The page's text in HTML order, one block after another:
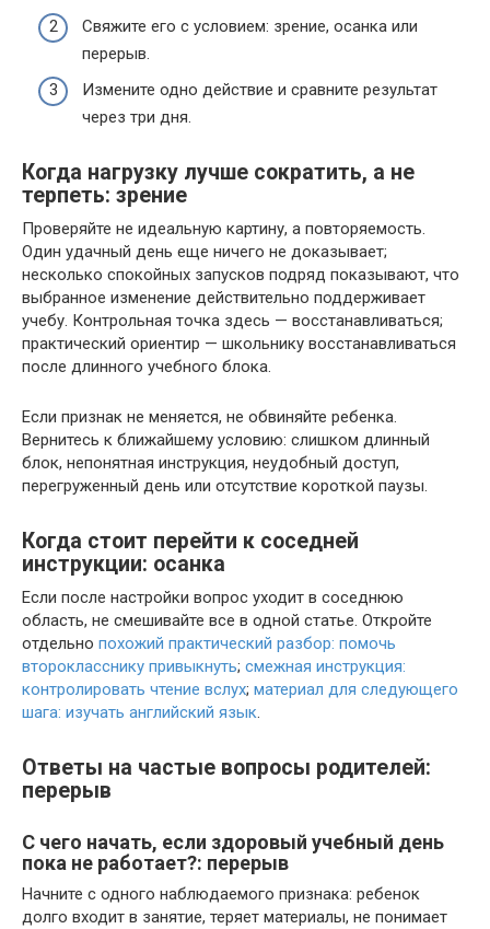
Свяжите его с условием: зрение, осанка или
перерыв.
Измените одно действие и сравните результат
через три дня.
Когда нагрузку лучше сократить, а не
терпеть: зрение
Проверяйте не идеальную картину, а повторяемость.
Один удачный день еще ничего не доказывает;
несколько спокойных запусков подряд показывают, что
выбранное изменение действительно поддерживает
учебу. Контрольная точка здесь — восстанавливаться;
практический ориентир — школьнику восстанавливаться
после длинного учебного блока.
Если признак не меняется, не обвиняйте ребенка.
Вернитесь к ближайшему условию: слишком длинный
блок, непонятная инструкция, неудобный доступ,
перегруженный день или отсутствие короткой паузы.
Когда стоит перейти к соседней
инструкции: осанка
Если после настройки вопрос уходит в соседнюю
область, не смешивайте все в одной статье. Откройте
отдельно похожий практический разбор: помочь
второкласснику привыкнуть; смежная инструкция:
контролировать чтение вслух; материал для следующего
шага: изучать английский язык.
Ответы на частые вопросы родителей:
перерыв
С чего начать, если здоровый учебный день
пока не работает?: перерыв
Начните с одного наблюдаемого признака: ребенок
долго входит в занятие, теряет материалы, не понимает